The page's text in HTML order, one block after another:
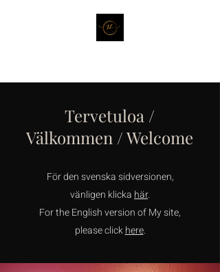
Tervetuloa /
Välkommen / Welcome
För den svenska sidversionen,
vänligen klicka här.
For the English version of My site,
please clickhere.